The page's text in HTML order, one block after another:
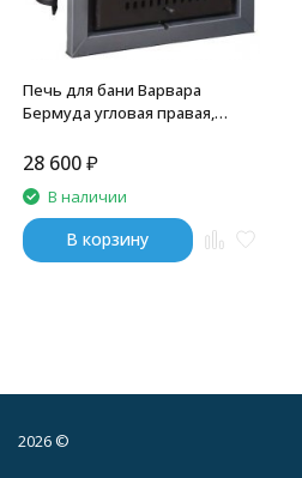
Печь для бани Варвара
Бермуда угловая правая,
28 600₽
В наличии
В корзину
2026 ©